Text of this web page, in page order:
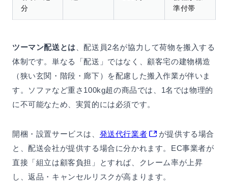
分
準付帯
ツーマン配送とは 、配送員2名が協力して荷物を搬入する
体制です。単なる「配送」ではなく、顧客宅の建物構造
（狭い玄関・階段・廊下）を配慮した搬入作業が伴いま
す。ソファなど重さ100kg超の商品では、1名では物理的
に不可能なため、実質的には必須です。
開梱・設置サービスは、 発送代行業者
が提供する場合
と、配送会社が提供する場合に分かれます。EC事業者が
直接「組立は顧客負担」とすれば、クレーム率が上昇
し、返品・キャンセルリスクが高まります。